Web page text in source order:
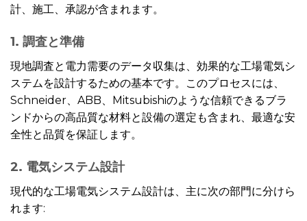
計、施工、承認が含まれます。
1. 調査と準備
現地調査と電力需要のデータ収集は、効果的な工場電気シ
ステムを設計するための基本です。このプロセスには、
Schneider、ABB、Mitsubishiのような信頼できるブラ
ンドからの高品質な材料と設備の選定も含まれ、最適な安
全性と品質を保証します。
2. 電気システム設計
現代的な工場電気システム設計は、主に次の部門に分けら
れます: